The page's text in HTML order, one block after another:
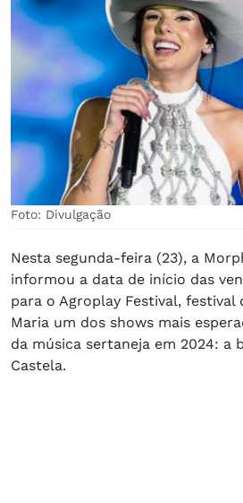
Foto: Divulgação
Nesta segunda-feira (23), a
informou a data de início das
para o Agroplay Festival, festival
Maria um dos shows mais
da música sertaneja em 2024: a
Castela.